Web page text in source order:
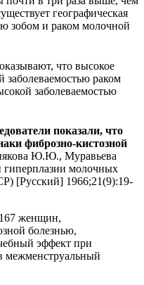
географическая
зобом и раком молочной
что высокое
заболеваемостью раком
заболеваемостью
показали, что
фиброзно-кистозной
Ю.Ю., Муравьева
молочных
[Русский] 1966;21(9):19-
женщин,
болезнью,
эффект при
межменструальный